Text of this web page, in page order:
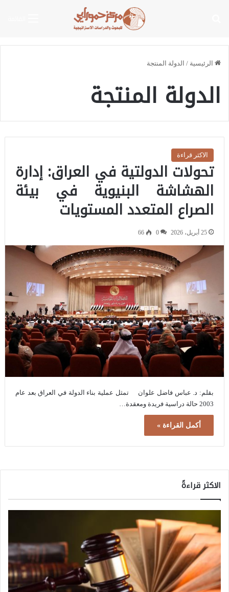
الرئيسية / الدولة المنتجة
الدولة المنتجة
الاكثر قراءة
تحولات الدولتية في العراق: إدارة
الهشاشة البنيوية في بيئة
الصراع المتعدد المستويات
25 أبريل، 2026 0
66
بقلم: د. عباس فاضل علوان تمثل عملية بناء الدولة في العراق بعد عام
2003 حالة دراسية فريدة ومعقدة…
أكمل القراءة »
الاكثر قراءةً